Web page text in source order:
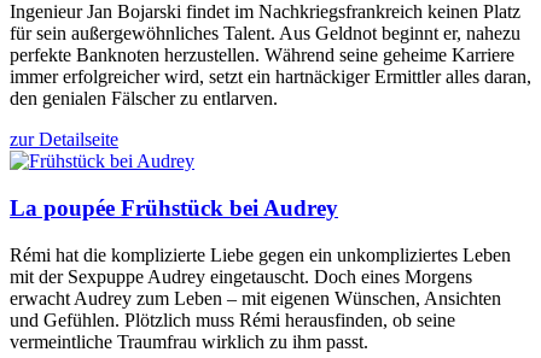
Ingenieur Jan Bojarski findet im Nachkriegsfrankreich keinen Platz
für sein außergewöhnliches Talent. Aus Geldnot beginnt er, nahezu
perfekte Banknoten herzustellen. Während seine geheime Karriere
immer erfolgreicher wird, setzt ein hartnäckiger Ermittler alles daran,
den genialen Fälscher zu entlarven.
zur Detailseite
La poupée Frühstück bei Audrey
Rémi hat die komplizierte Liebe gegen ein unkompliziertes Leben
mit der Sexpuppe Audrey eingetauscht. Doch eines Morgens
erwacht Audrey zum Leben – mit eigenen Wünschen, Ansichten
und Gefühlen. Plötzlich muss Rémi herausfinden, ob seine
vermeintliche Traumfrau wirklich zu ihm passt.